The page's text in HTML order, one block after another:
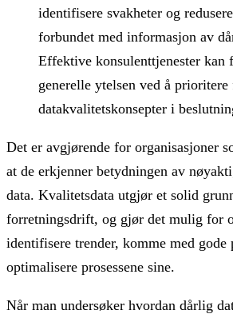
identifisere svakheter og
forbundet med informasjon av
Effektive konsulenttjenester kan
generelle ytelsen ved å prioritere
datakvalitetskonsepter i
Det er avgjørende for organisasjoner
at de erkjenner betydningen av
data. Kvalitetsdata utgjør et solid
forretningsdrift, og gjør det mulig for
identifisere trender, komme med gode
optimalisere prosessene sine.
Når man undersøker hvordan dårlig